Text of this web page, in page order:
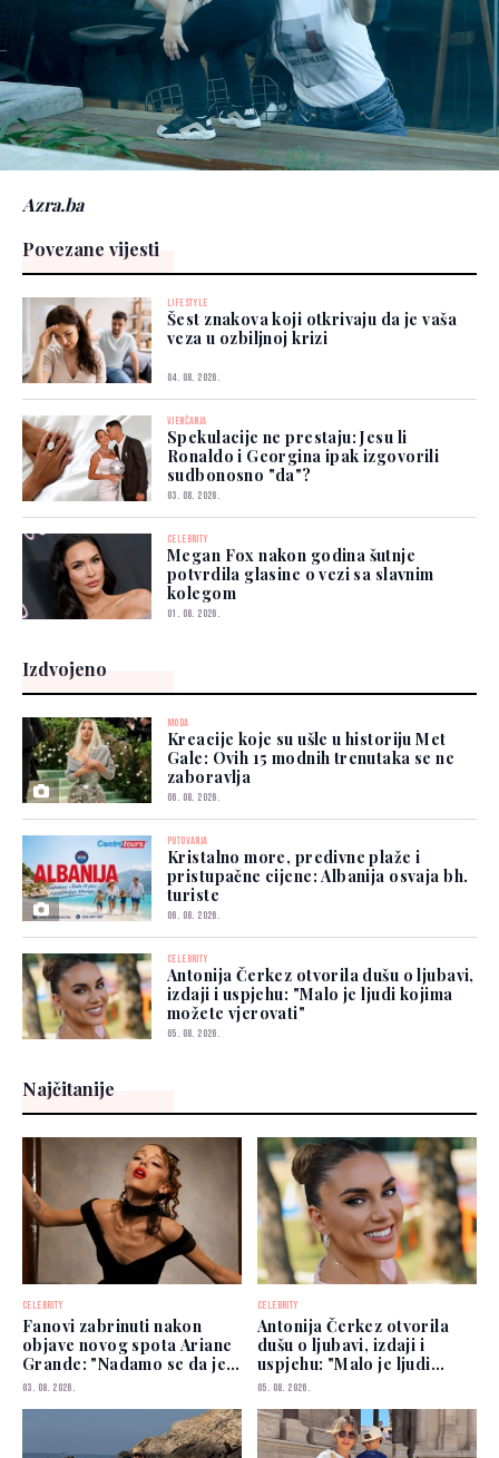
Azra.ba
Povezane vijesti
LIFESTYLE
Šest znakova koji otkrivaju da je vaša
veza u ozbiljnoj krizi
04. 08. 2026.
VJENČANJA
Spekulacije ne prestaju: Jesu li
Ronaldo i Georgina ipak izgovorili
sudbonosno "da"?
03. 08. 2026.
CELEBRITY
Megan Fox nakon godina šutnje
potvrdila glasine o vezi sa slavnim
kolegom
01. 08. 2026.
Izdvojeno
MODA
Kreacije koje su ušle u historiju Met
Gale: Ovih 15 modnih trenutaka se ne
zaboravlja
06. 08. 2026.
PUTOVANJA
Kristalno more, predivne plaže i
pristupačne cijene: Albanija osvaja bh.
turiste
06. 08. 2026.
CELEBRITY
Antonija Čerkez otvorila dušu o ljubavi,
izdaji i uspjehu: "Malo je ljudi kojima
možete vjerovati"
05. 08. 2026.
Najčitanije
CELEBRITY
Fanovi zabrinuti nakon
objave novog spota Ariane
Grande: "Nadamo se da je
dobro"
03. 08. 2026.
CELEBRITY
Antonija Čerkez otvorila
dušu o ljubavi, izdaji i
uspjehu: "Malo je ljudi
kojima možete vjerovati"
05. 08. 2026.